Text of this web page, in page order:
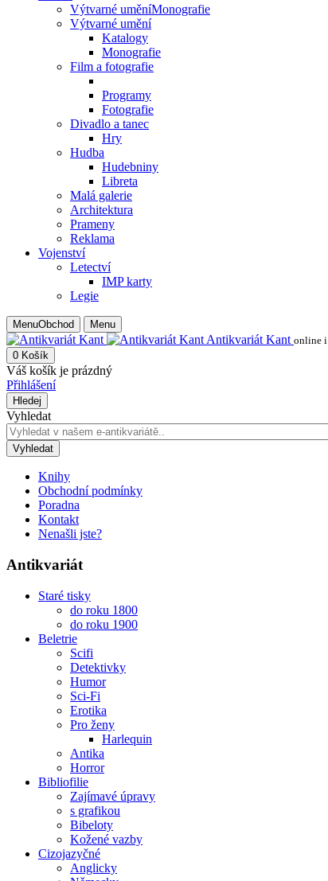
Výtvarné uměníMonografie
Výtvarné umění
Katalogy
Monografie
Film a fotografie
Programy
Fotografie
Divadlo a tanec
Hry
Hudba
Hudebniny
Libreta
Malá galerie
Architektura
Prameny
Reklama
Vojenství
Letectví
IMP karty
Legie
MenuObchod Menu
Antikvariát Kant online i
0 Košík
Váš košík je prázdný
Přihlášení
Hledej
Vyhledat
Vyhledat
Knihy
Obchodní podmínky
Poradna
Kontakt
Nenašli jste?
Antikvariát
Staré tisky
do roku 1800
do roku 1900
Beletrie
Scifi
Detektivky
Humor
Sci-Fi
Erotika
Pro ženy
Harlequin
Antika
Horror
Bibliofilie
Zajímavé úpravy
s grafikou
Bibeloty
Kožené vazby
Cizojazyčné
Anglicky